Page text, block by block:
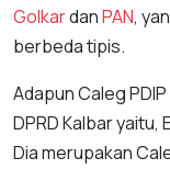
GolkardanPAN,
berbeda tipis.
Adapun Caleg
DPRD Kalbar yaitu,
Dia merupakan